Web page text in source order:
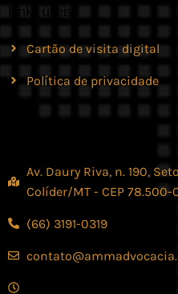
Links úteis
Cartão de visita digital
Política de privacidade
Av. Daury Riva, n. 190,
Colíder/MT - CEP 78.500-
(66) 3191-0319